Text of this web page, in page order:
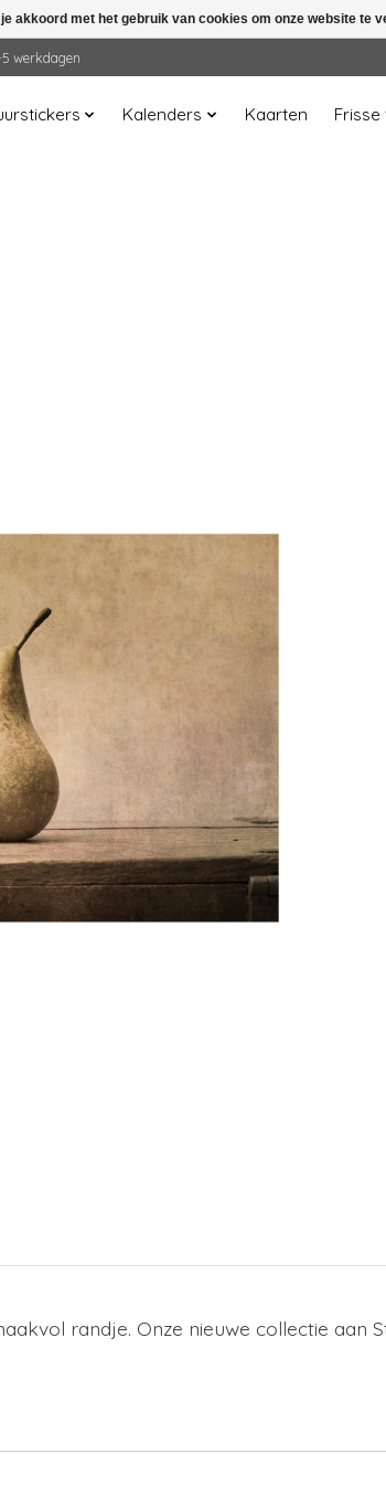
werkdagen
Kalenders Kaarten Frisse
randje. Onze nieuwe collectie aan
akkoord met het gebruik van cookies om onze website te